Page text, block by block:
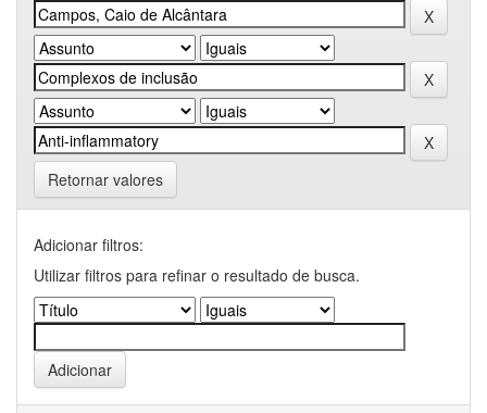
Retornar valores
Adicionar filtros:
Utilizar filtros para refinar o resultado de busca.